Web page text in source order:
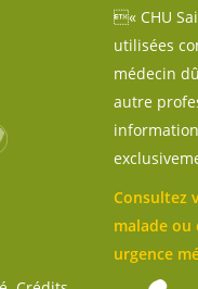
« CHU
utilisées
médecin
autre
Consultez
malade ou
urgence